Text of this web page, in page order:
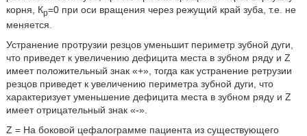
корня, Кр=0 при оси вращения через режущий край зуба, т.е. не
меняется.
Устранение протрузии резцов уменьшит периметр зубной дуги,
что приведет к увеличению дефицита места в зубном ряду и Z
имеет положительный знак «+», тогда как устранение ретрузии
резцов приведет к увеличению периметра зубной дуги, что
характеризует уменьшение дефицита места в зубном ряду и Z
имеет отрицательный знак «-».
Z = На боковой цефалограмме пациента из существующего